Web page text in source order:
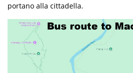
portano alla cittadella.